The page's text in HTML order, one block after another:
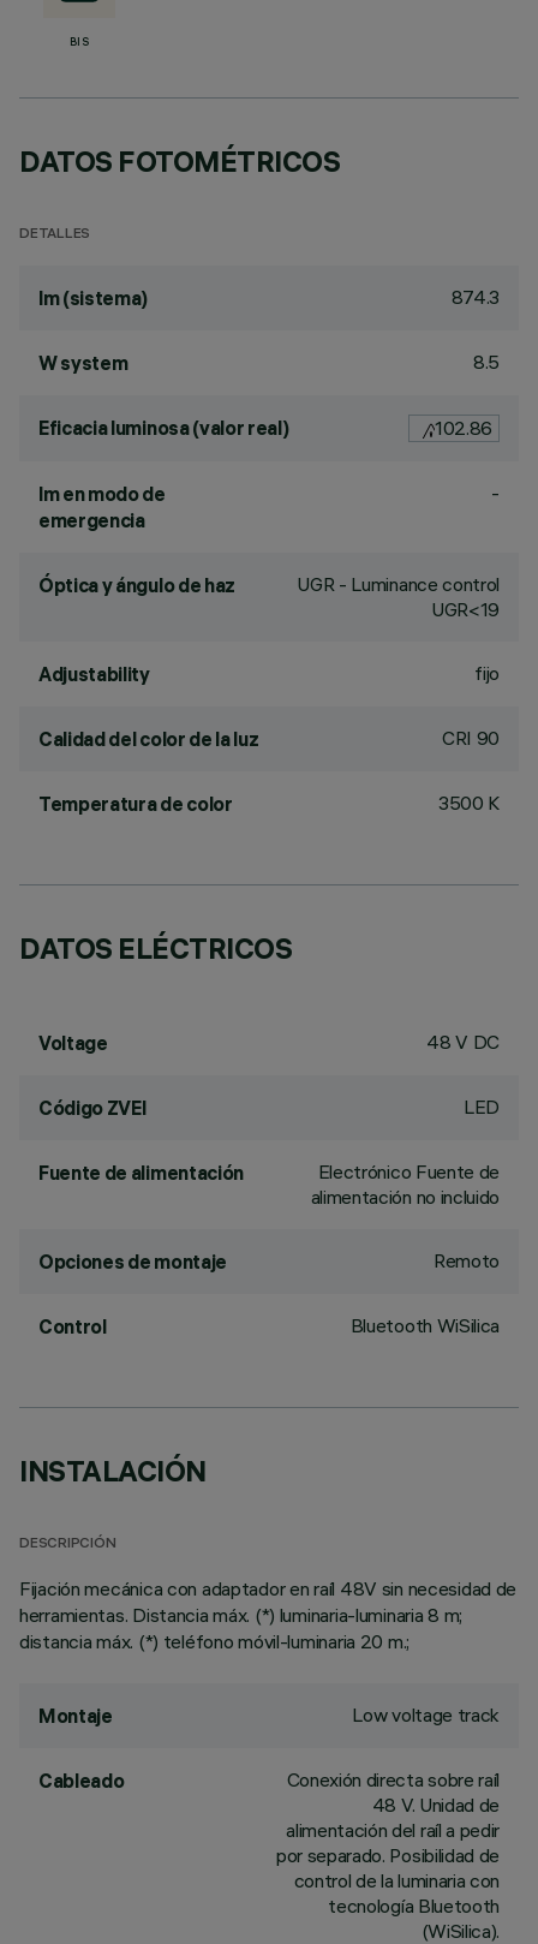
BIS
DATOS FOTOMÉTRICOS
DETALLES
lm (sistema) 874.3
W system 8.5
Eficacia luminosa (valor real) 102.86
lm en modo de
emergencia
-
Óptica y ángulo de haz
UGR - Luminance control
UGR<19
Adjustability fijo
Calidad del color de la luz CRI 90
Temperatura de color 3500 K
DATOS ELÉCTRICOS
Voltage 48 V DC
Código ZVEI LED
Fuente de alimentación
Electrónico Fuente de
alimentación no incluido
Opciones de montaje Remoto
Control Bluetooth WiSilica
INSTALACIÓN
DESCRIPCIÓN
Fijación mecánica con adaptador en raíl 48V sin necesidad de
herramientas. Distancia máx. (*) luminaria-luminaria 8 m;
distancia máx. (*) teléfono móvil-luminaria 20 m.;
Montaje Low voltage track
Cableado
Conexión directa sobre raíl
48 V. Unidad de
alimentación del raíl a pedir
por separado. Posibilidad de
control de la luminaria con
tecnología Bluetooth
(WiSilica).